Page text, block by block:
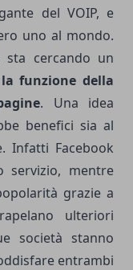
del VOIP, e
uno al mondo.
sta cercando un
funzione della
. Una idea
benefici sia al
Infatti Facebook
servizio, mentre
grazie a
ulteriori
società stanno
entrambi